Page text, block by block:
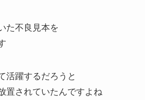
た不良見本を
活躍するだろうと
置されていたんですよね